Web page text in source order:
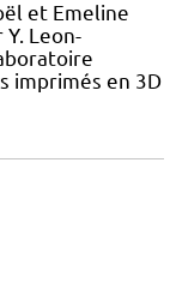
et Emeline
Leon-
imprimés en 3D